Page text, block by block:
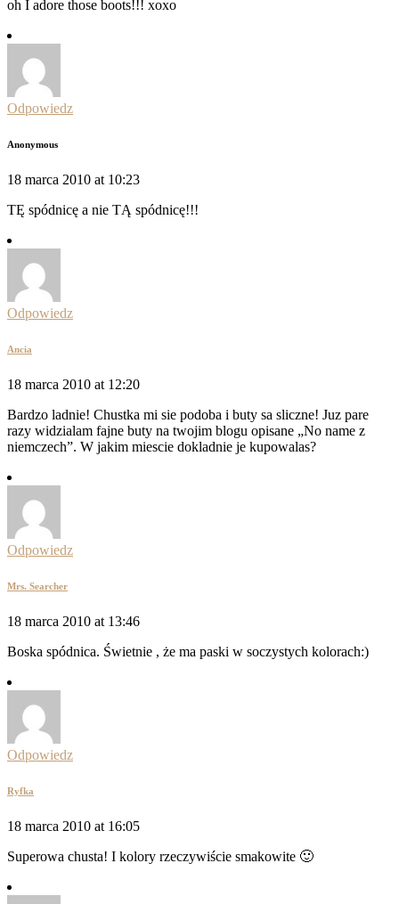
oh I adore those boots!!! xoxo
Odpowiedz
Anonymous
18 marca 2010 at 10:23
TĘ spódnicę a nie TĄ spódnicę!!!
Odpowiedz
Ancia
18 marca 2010 at 12:20
Bardzo ladnie! Chustka mi sie podoba i buty sa sliczne! Juz pare
razy widzialam fajne buty na twojim blogu opisane „No name z
niemczech”. W jakim miescie dokladnie je kupowalas?
Odpowiedz
Mrs. Searcher
18 marca 2010 at 13:46
Boska spódnica. Świetnie , że ma paski w soczystych kolorach:)
Odpowiedz
Ryfka
18 marca 2010 at 16:05
Superowa chusta! I kolory rzeczywiście smakowite 🙂